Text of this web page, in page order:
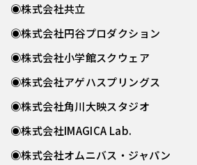
◉株式会社共立
◉株式会社円谷プロダクション
◉株式会社小学館スクウェア
◉株式会社アゲハスプリングス
◉株式会社角川大映スタジオ
◉株式会社IMAGICA Lab.
◉株式会社オムニバス・ジャパン